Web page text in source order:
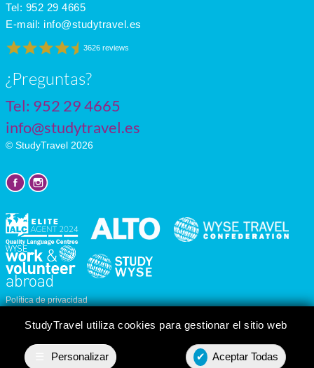
StudyTravel utiliza cookies para gestionar el sitio web
Personalizar ✔ Aceptar Todas
Tel: 952 29 4665
E-mail: info@studytravel.es
3626 reviews
¿Preguntas?
Tel: 952 29 4665
info@studytravel.es
© StudyTravel 2026
Política de privacidad